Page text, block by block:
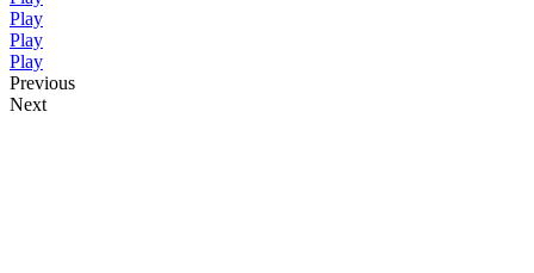
Play
Play
Play
Previous
Next